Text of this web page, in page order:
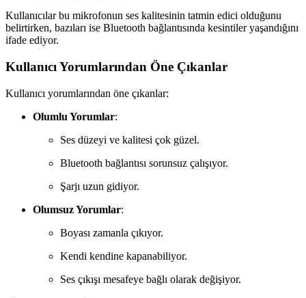
Kullanıcılar bu mikrofonun ses kalitesinin tatmin edici olduğunu
belirtirken, bazıları ise Bluetooth bağlantısında kesintiler yaşandığını
ifade ediyor.
Kullanıcı Yorumlarından Öne Çıkanlar
Kullanıcı yorumlarından öne çıkanlar:
Olumlu Yorumlar:
Ses düzeyi ve kalitesi çok güzel.
Bluetooth bağlantısı sorunsuz çalışıyor.
Şarjı uzun gidiyor.
Olumsuz Yorumlar:
Boyası zamanla çıkıyor.
Kendi kendine kapanabiliyor.
Ses çıkışı mesafeye bağlı olarak değişiyor.